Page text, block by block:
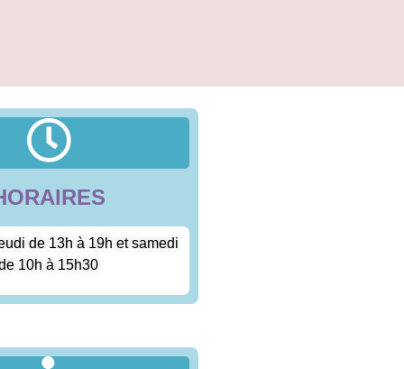
de 13h à 19h et samedi
10h à 15h30